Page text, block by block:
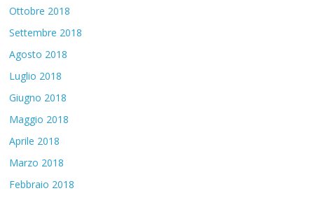
Ottobre 2018
Settembre 2018
Agosto 2018
Luglio 2018
Giugno 2018
Maggio 2018
Aprile 2018
Marzo 2018
Febbraio 2018